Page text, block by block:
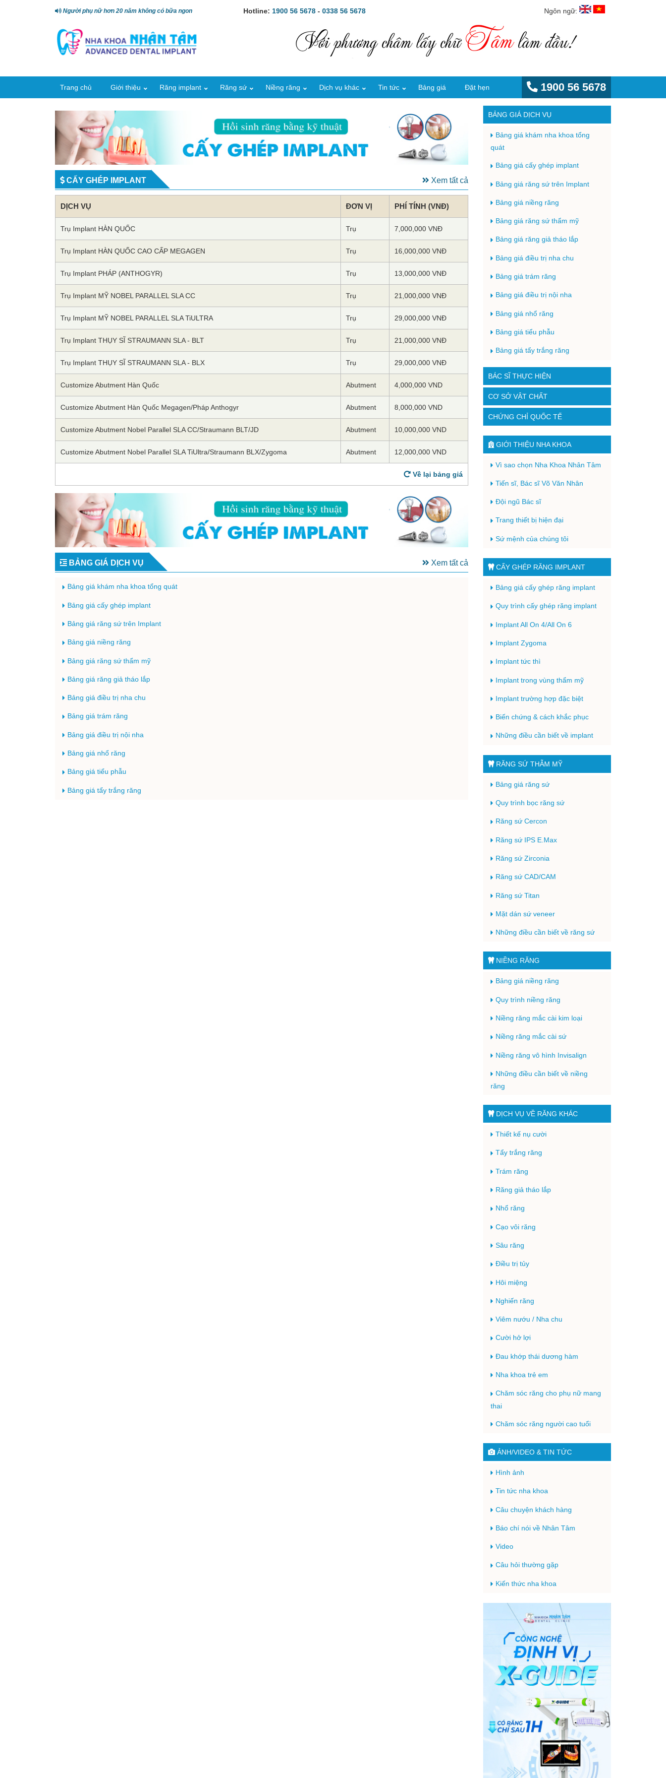
Người phụ nữ hơn 20 năm không có bữa ngon Hotline: 1900 56 5678 -0338 56 5678 Ngôn ngữ:
Trang chủ Giới thiệu Răng implant Răng sứ Niềng răng Dịch vụ khác Tin tức Bảng giá Đặt hẹn 1900 56 5678
CẤY GHÉP IMPLANT Xem tất cả
DỊCH VỤ ĐƠN VỊ PHÍ TÍNH (VNĐ)
Trụ Implant HÀN QUỐC Trụ 7,000,000 VNĐ
Trụ Implant HÀN QUỐC CAO CẤP MEGAGEN Trụ 16,000,000 VNĐ
Trụ Implant PHÁP (ANTHOGYR) Trụ 13,000,000 VNĐ
Trụ Implant MỸ NOBEL PARALLEL SLA CC Trụ 21,000,000 VNĐ
Trụ Implant MỸ NOBEL PARALLEL SLA TiULTRA Trụ 29,000,000 VNĐ
Trụ Implant THỤY SĨ STRAUMANN SLA - BLT Trụ 21,000,000 VNĐ
Trụ Implant THỤY SĨ STRAUMANN SLA - BLX Trụ 29,000,000 VNĐ
Customize Abutment Hàn Quốc Abutment 4,000,000 VND
Customize Abutment Hàn Quốc Megagen/Pháp Anthogyr Abutment 8,000,000 VND
Customize Abutment Nobel Parallel SLA CC/Straumann BLT/JD Abutment 10,000,000 VND
Customize Abutment Nobel Parallel SLA TiUltra/Straumann BLX/Zygoma Abutment 12,000,000 VND
Về lại bảng giá
BẢNG GIÁ DỊCH VỤ Xem tất cả
Bảng giá khám nha khoa tổng quát
Bảng giá cấy ghép implant
Bảng giá răng sứ trên Implant
Bảng giá niềng răng
Bảng giá răng sứ thẩm mỹ
Bảng giá răng giả tháo lắp
Bảng giá điều trị nha chu
Bảng giá trám răng
Bảng giá điều trị nội nha
Bảng giá nhổ răng
Bảng giá tiểu phẫu
Bảng giá tẩy trắng răng
BẢNG GIÁ DỊCH VỤ
Bảng giá khám nha khoa tổng
quát
Bảng giá cấy ghép implant
Bảng giá răng sứ trên Implant
Bảng giá niềng răng
Bảng giá răng sứ thẩm mỹ
Bảng giá răng giả tháo lắp
Bảng giá điều trị nha chu
Bảng giá trám răng
Bảng giá điều trị nội nha
Bảng giá nhổ răng
Bảng giá tiểu phẫu
Bảng giá tẩy trắng răng
BÁC SĨ THỰC HIỆN
CƠ SỞ VẬT CHẤT
CHỨNG CHỈ QUỐC TẾ
GIỚI THIỆU NHA KHOA
Vì sao chọn Nha Khoa Nhân Tâm
Tiến sĩ, Bác sĩ Võ Văn Nhân
Đội ngũ Bác sĩ
Trang thiết bị hiện đại
Sứ mệnh của chúng tôi
CẤY GHÉP RĂNG IMPLANT
Bảng giá cấy ghép răng implant
Quy trình cấy ghép răng implant
Implant All On 4/All On 6
Implant Zygoma
Implant tức thì
Implant trong vùng thẩm mỹ
Implant trường hợp đặc biệt
Biến chứng & cách khắc phục
Những điều cần biết về implant
RĂNG SỨ THẪM MỸ
Bảng giá răng sứ
Quy trình bọc răng sứ
Răng sứ Cercon
Răng sứ IPS E.Max
Răng sứ Zirconia
Răng sứ CAD/CAM
Răng sứ Titan
Mặt dán sứ veneer
Những điều cần biết về răng sứ
NIỀNG RĂNG
Bảng giá niềng răng
Quy trình niềng răng
Niềng răng mắc cài kim loại
Niềng răng mắc cài sứ
Niềng răng vô hình Invisalign
Những điều cần biết về niềng
răng
DỊCH VỤ VỀ RĂNG KHÁC
Thiết kế nụ cười
Tẩy trắng răng
Trám răng
Răng giả tháo lắp
Nhổ răng
Cạo vôi răng
Sâu răng
Điều trị tủy
Hôi miệng
Nghiến răng
Viêm nướu / Nha chu
Cười hở lợi
Đau khớp thái dương hàm
Nha khoa trẻ em
Chăm sóc răng cho phụ nữ mang
thai
Chăm sóc răng người cao tuổi
ẢNH/VIDEO & TIN TỨC
Hình ảnh
Tin tức nha khoa
Câu chuyện khách hàng
Báo chí nói về Nhân Tâm
Video
Câu hỏi thường gặp
Kiến thức nha khoa